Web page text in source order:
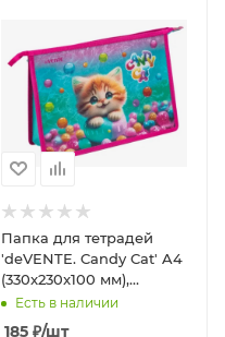
Папка для тетрадей
'deVENTE. Candy Cat' A4
(330x230x100 мм),
8056407
Есть в наличии
185 ₽/шт